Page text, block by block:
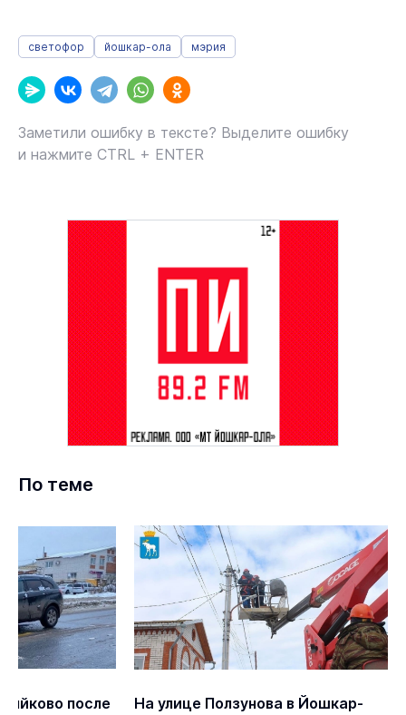
светофор йошкар-ола мэрия
Заметили ошибку в тексте? Выделите ошибку
и нажмите CTRL + ENTER
По теме
после
На улице Ползунова в Йошкар-